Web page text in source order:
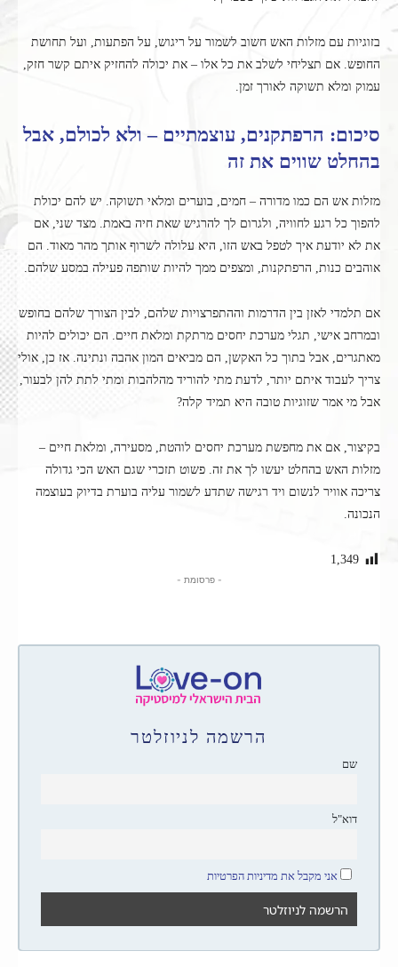
בזוגיות עם מזלות האש חשוב לשמור על ריגוש, על הפתעות, ועל תחושת
החופש. אם תצליחי לשלב את כל אלו – את יכולה להחזיק איתם קשר חזק,
עמוק ומלא תשוקה לאורך זמן.
סיכום: הרפתקנים, עוצמתיים – ולא לכולם, אבל
בהחלט שווים את זה
מזלות אש הם כמו מדורה – חמים, בוערים ומלאי תשוקה. יש להם יכולת
להפוך כל רגע לחוויה, ולגרום לך להרגיש שאת חיה באמת. מצד שני, אם
את לא יודעת איך לטפל באש הזו, היא עלולה לשרוף אותך מהר מאוד. הם
אוהבים כנות, הרפתקנות, ומצפים ממך להיות שותפה פעילה במסע שלהם.
אם תלמדי לאזן בין הדרמות וההתפרצויות שלהם, לבין הצורך שלהם בחופש
ובמרחב אישי, תגלי מערכת יחסים מרתקת ומלאת חיים. הם יכולים להיות
מאתגרים, אבל בתוך כל האקשן, הם מביאים המון אהבה ונתינה. אז כן, אולי
צריך לעבוד איתם יותר, לדעת מתי להוריד מהלהבות ומתי לתת להן לבעור,
אבל מי אמר שזוגיות טובה היא תמיד קלה?
בקיצור, אם את מחפשת מערכת יחסים לוהטת, מסעירה, ומלאת חיים –
מזלות האש בהחלט יעשו לך את זה. פשוט תזכרי שגם האש הכי גדולה
צריכה אוויר לנשום ויד רגישה שתדע לשמור עליה בוערת בדיוק בעוצמה
הנכונה.
1,349
- פרסומת -
הרשמה לניוזלטר
שם
דוא"ל
אני מקבל את מדיניות הפרטיות